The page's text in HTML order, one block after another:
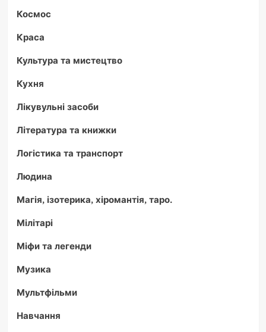
Космос
Краса
Культура та мистецтво
Кухня
Лікувульні засоби
Література та книжки
Логістика та транспорт
Людина
Магія, ізотерика, хіромантія, таро.
Мілітарі
Міфи та легенди
Музика
Мультфільми
Навчання